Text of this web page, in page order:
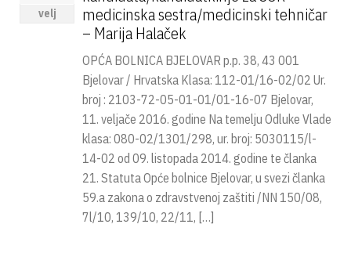
velj
medicinska sestra/medicinski tehničar
– Marija Halaček
OPĆA BOLNICA BJELOVAR p.p. 38, 43 001
Bjelovar / Hrvatska Klasa: 112-01/16-02/02 Ur.
broj : 2103-72-05-01-01/01-16-07 Bjelovar,
11. veljače 2016. godine Na temelju Odluke Vlade
klasa: 080-02/1301/298, ur. broj: 5030115/l-
14-02 od 09. listopada 2014. godine te članka
21. Statuta Opće bolnice Bjelovar, u svezi članka
59.a zakona o zdravstvenoj zaštiti /NN 150/08,
7l/10, 139/10, 22/11, […]